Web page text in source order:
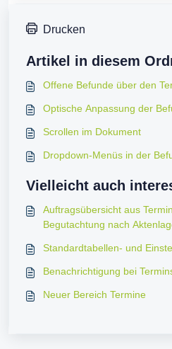
Drucken
Artikel in diesem
Offene Befunde über den
Optische Anpassung der
Scrollen im Dokument
Dropdown-Menüs in der
Vielleicht auch
Auftragsübersicht aus
Begutachtung nach
Standardtabellen- und
Benachrichtigung bei
Neuer Bereich Termine